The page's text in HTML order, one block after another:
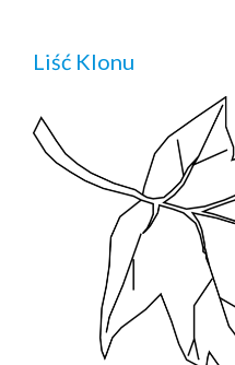
Liść Klonu